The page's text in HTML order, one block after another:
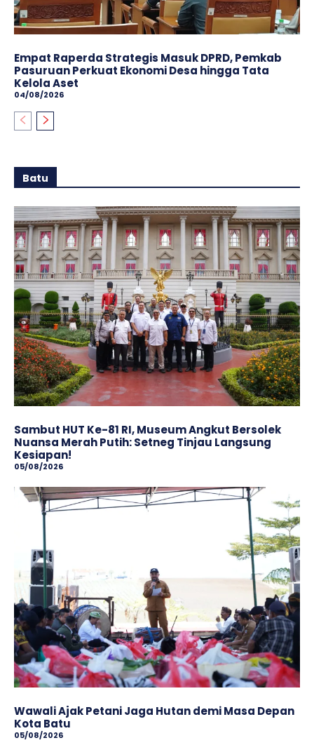
Empat Raperda Strategis Masuk DPRD, Pemkab
Pasuruan Perkuat Ekonomi Desa hingga Tata
Kelola Aset
04/08/2026
Batu
Sambut HUT Ke-81 RI, Museum Angkut Bersolek
Nuansa Merah Putih: Setneg Tinjau Langsung
Kesiapan!
05/08/2026
Wawali Ajak Petani Jaga Hutan demi Masa Depan
Kota Batu
05/08/2026